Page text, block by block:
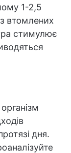
1-2,5
втомлених
стимулює
дня.